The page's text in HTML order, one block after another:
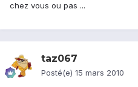
chez vous ou pas ...
taz067
Posté(e) 15 mars 2010